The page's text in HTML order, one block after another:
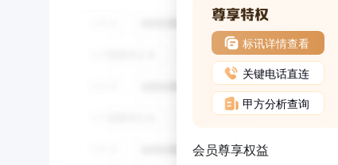
标讯详情查看
关键电话直连
甲方分析查询
会员尊享权益